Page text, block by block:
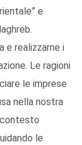
e
e realizzarne i
Le ragioni
le imprese
nella nostra
le